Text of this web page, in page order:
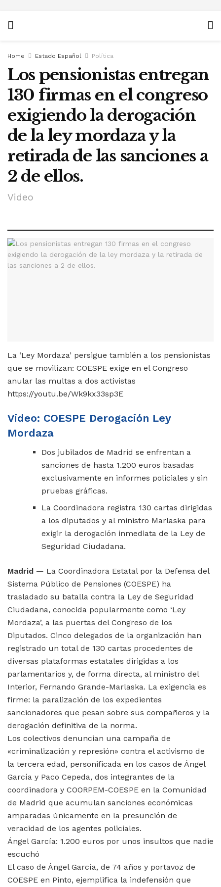
Home Estado Español Política
Los pensionistas entregan
130 firmas en el congreso
exigiendo la derogación
de la ley mordaza y la
retirada de las sanciones a
2 de ellos.
Video
La ‘Ley Mordaza’ persigue también a los pensionistas
que se movilizan: COESPE exige en el Congreso
anular las multas a dos activistas
https://youtu.be/Wk9kx33sp3E
Video: COESPE Derogación Ley
Mordaza
Dos jubilados de Madrid se enfrentan a
sanciones de hasta 1.200 euros basadas
exclusivamente en informes policiales y sin
pruebas gráficas.
La Coordinadora registra 130 cartas dirigidas
a los diputados y al ministro Marlaska para
exigir la derogación inmediata de la Ley de
Seguridad Ciudadana.
Madrid — La Coordinadora Estatal por la Defensa del
Sistema Público de Pensiones (COESPE) ha
trasladado su batalla contra la Ley de Seguridad
Ciudadana, conocida popularmente como ‘Ley
Mordaza’, a las puertas del Congreso de los
Diputados. Cinco delegados de la organización han
registrado un total de 130 cartas procedentes de
diversas plataformas estatales dirigidas a los
parlamentarios y, de forma directa, al ministro del
Interior, Fernando Grande-Marlaska. La exigencia es
firme: la paralización de los expedientes
sancionadores que pesan sobre sus compañeros y la
derogación definitiva de la norma.
Los colectivos denuncian una campaña de
«criminalización y represión» contra el activismo de
la tercera edad, personificada en los casos de Ángel
García y Paco Cepeda, dos integrantes de la
coordinadora y COORPEM-COESPE en la Comunidad
de Madrid que acumulan sanciones económicas
amparadas únicamente en la presunción de
veracidad de los agentes policiales.
Ángel García: 1.200 euros por unos insultos que nadie
escuchó
El caso de Ángel García, de 74 años y portavoz de
COESPE en Pinto, ejemplifica la indefensión que